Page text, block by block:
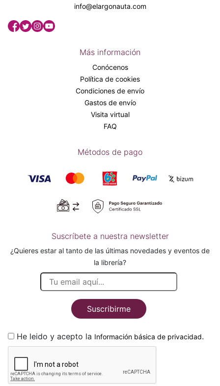
info@elargonauta.com
Más información
Conócenos
Política de cookies
Condiciones de envío
Gastos de envío
Visita virtual
FAQ
Métodos de pago
Suscríbete a nuestra newsletter
¿Quieres estar al tanto de las últimas novedades y eventos de
la librería?
Suscribirme
He leido y acepto la Información básica de privacidad.